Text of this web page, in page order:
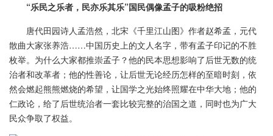
“乐民之乐者，民亦乐其乐”国民偶像孟子的吸粉绝招
唐代田园诗人孟浩然，北宋《千里江山图》作者赵希孟，元代
散曲大家张养浩……中国历史上的文人名字，带有孟子印记的不胜
枚举。为什么大家都推崇孟子？他的民本思想影响了后世无数的统
治者和改革者；他的性善论，让后世无论经历怎样的至暗时刻，依
然会燃起熊熊燃烧的希望，让国学之光始终照耀在中华大地；他的
仁政论，给了后世统治者一套比较完整的治国之道，同时也为广大
民众争取了权益。